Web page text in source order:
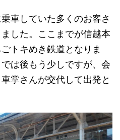
車していた多くのお客さ
した。ここまでが信越本
トキめき鉄道となりま
は後もう少しですが、会
掌さんが交代して出発と